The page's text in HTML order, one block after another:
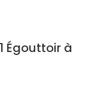
Égouttoir à